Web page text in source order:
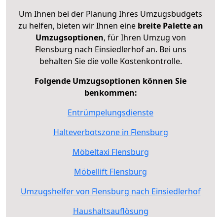
Um Ihnen bei der Planung Ihres Umzugsbudgets
zu helfen, bieten wir Ihnen eine breite Palette an
Umzugsoptionen, für Ihren Umzug von
Flensburg nach Einsiedlerhof an. Bei uns
behalten Sie die volle Kostenkontrolle.
Folgende Umzugsoptionen können Sie
benkommen:
Entrümpelungsdienste
Halteverbotszone in Flensburg
Möbeltaxi Flensburg
Möbellift Flensburg
Umzugshelfer von Flensburg nach Einsiedlerhof
Haushaltsauflösung